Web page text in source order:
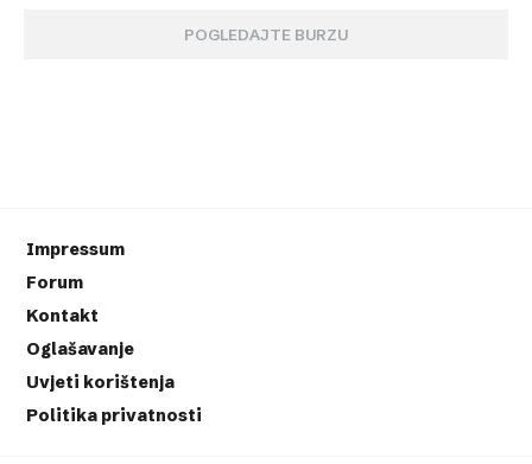
POGLEDAJTE BURZU
Impressum
Forum
Kontakt
Oglašavanje
Uvjeti korištenja
Politika privatnosti